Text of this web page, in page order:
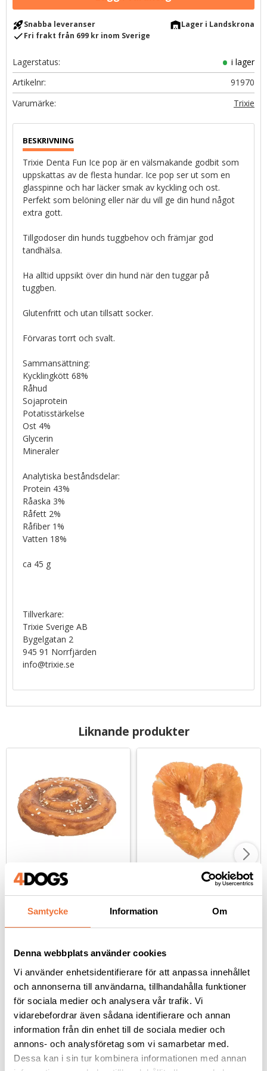
Samtycke Information Om
Denna webbplats använder cookies
Vi använder enhetsidentifierare för att anpassa innehållet
och annonserna till användarna, tillhandahålla funktioner
för sociala medier och analysera vår trafik. Vi
vidarebefordrar även sådana identifierare och annan
information från din enhet till de sociala medier och
annons- och analysföretag som vi samarbetar med.
Dessa kan i sin tur kombinera informationen med annan
rocket_launchSnabba leveranser warehouseLager i Landskrona
checkFri frakt från 699 kr inom Sverige
Lagerstatus
i lager
Artikelnr
91970
Trixie
Trixie Denta Fun Ice pop är en välsmakande godbit som
uppskattas av de flesta hundar. Ice pop ser ut som en
glasspinne och har läcker smak av kyckling och ost.
Perfekt som belöning eller när du vill ge din hund något
extra gott.
Tillgodoser din hunds tuggbehov och främjar god
tandhälsa.
Ha alltid uppsikt över din hund när den tuggar på
tuggben.
Glutenfritt och utan tillsatt socker.
Förvaras torrt och svalt.
Sammansättning:
Kycklingkött 68%
Råhud
Sojaprotein
Potatisstärkelse
Ost 4%
Glycerin
Mineraler
Analytiska beståndsdelar:
Protein 43%
Råaska 3%
Råfett 2%
Råfiber 1%
Vatten 18%
ca 45 g
Tillverkare:
Trixie Sverige AB
Bygelgatan 2
945 91 Norrfjärden
info@trixie.se
Liknande produkter
Denta Fun Kanelbulle -
hundtugg av råhud och
ankkött
Råhud med överdrag av ankkött
35kr
Denta Fun Chicken
Heart - hundtugg med
torkad kyckling 70 g
Ca 9,5x10 cm
29kr
Andra köpte även